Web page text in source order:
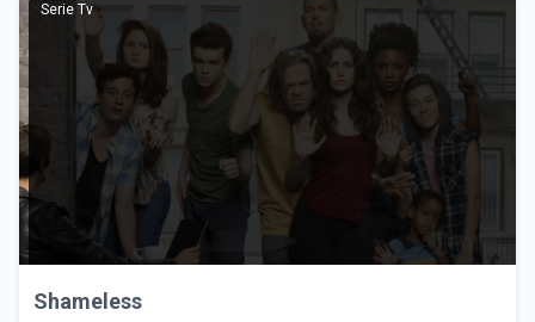
Serie Tv
Shameless